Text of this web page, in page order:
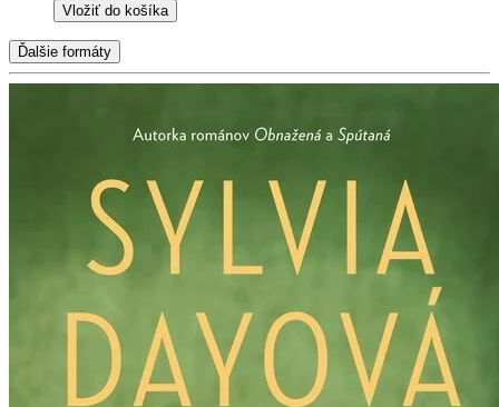
Vložiť do košíka
Ďalšie formáty